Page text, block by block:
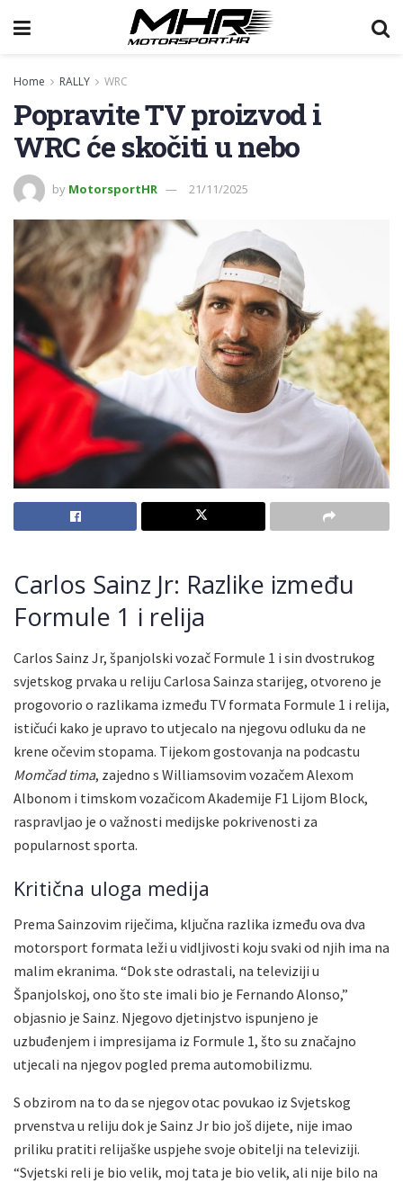
Home RALLY WRC
Popravite TV proizvod i
WRC će skočiti u nebo
by MotorsportHR 21/11/2025
Carlos Sainz Jr: Razlike između
Formule 1 i relija
Carlos Sainz Jr, španjolski vozač Formule 1 i sin dvostrukog
svjetskog prvaka u reliju Carlosa Sainza starijeg, otvoreno je
progovorio o razlikama između TV formata Formule 1 i relija,
ističući kako je upravo to utjecalo na njegovu odluku da ne
krene očevim stopama. Tijekom gostovanja na podcastu
Momčad tima, zajedno s Williamsovim vozačem Alexom
Albonom i timskom vozačicom Akademije F1 Lijom Block,
raspravljao je o važnosti medijske pokrivenosti za
popularnost sporta.
Kritična uloga medija
Prema Sainzovim riječima, ključna razlika između ova dva
motorsport formata leži u vidljivosti koju svaki od njih ima na
malim ekranima. “Dok ste odrastali, na televiziji u
Španjolskoj, ono što ste imali bio je Fernando Alonso,”
objasnio je Sainz. Njegovo djetinjstvo ispunjeno je
uzbuđenjem i impresijama iz Formule 1, što su značajno
utjecali na njegov pogled prema automobilizmu.
S obzirom na to da se njegov otac povukao iz Svjetskog
prvenstva u reliju dok je Sainz Jr bio još dijete, nije imao
priliku pratiti relijaške uspjehe svoje obitelji na televiziji.
“Svjetski reli je bio velik, moj tata je bio velik, ali nije bilo na